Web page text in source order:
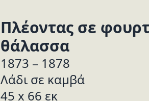
Πλέοντας σε
θάλασσα
1873 – 1878
Λάδι σε καμβά
45 x 66 εκ